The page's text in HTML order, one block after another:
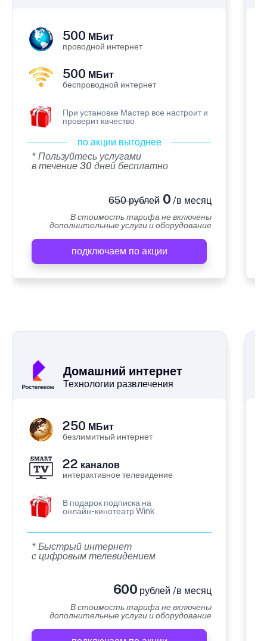
500 МБит
проводной интернет
500 МБит
беспроводной интернет
При установке Мастер все настроит и
проверит качество
по акции выгоднее
* Пользуйтесь услугами
в течение 30 дней бесплатно
650 рублей0 /в месяц
В стоимость тарифа не включены
дополнительные услуги и оборудование
подключаем по акции
Домашний интернет
Технологии развлечения
250 МБит
безлимитный интернет
22 каналов
интерактивное телевидение
В подарок подписка на
онлайн-кинотеатр Wink
* Быстрый интернет
с цифровым телевидением
600 рублей /в месяц
В стоимость тарифа не включены
дополнительные услуги и оборудование